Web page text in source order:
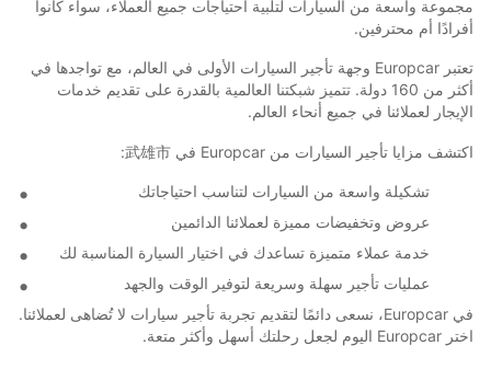
مجموعة واسعة من السيارات لتلبية احتياجات جميع العملاء، سواء كانوا
أفرادًا أم محترفين.
تعتبر Europcar وجهة تأجير السيارات الأولى في العالم، مع تواجدها في
أكثر من 160 دولة. تتميز شبكتنا العالمية بالقدرة على تقديم خدمات
الإيجار لعملائنا في جميع أنحاء العالم.
اكتشف مزايا تأجير السيارات من Europcar في 武雄市:
تشكيلة واسعة من السيارات لتناسب احتياجاتك
عروض وتخفيضات مميزة لعملائنا الدائمين
خدمة عملاء متميزة تساعدك في اختيار السيارة المناسبة لك
عمليات تأجير سهلة وسريعة لتوفير الوقت والجهد
في Europcar، نسعى دائمًا لتقديم تجربة تأجير سيارات لا تُضاهى لعملائنا.
اختر Europcar اليوم لجعل رحلتك أسهل وأكثر متعة.